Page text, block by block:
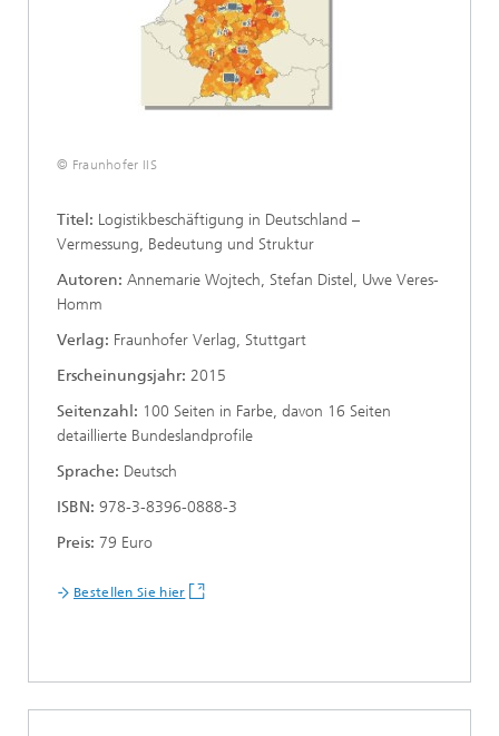
© Fraunhofer IIS
Titel: Logistikbeschäftigung in Deutschland –
Vermessung, Bedeutung und Struktur
Autoren: Annemarie Wojtech, Stefan Distel, Uwe Veres-
Homm
Verlag: Fraunhofer Verlag, Stuttgart
Erscheinungsjahr: 2015
Seitenzahl: 100 Seiten in Farbe, davon 16 Seiten
detaillierte Bundeslandprofile
Sprache: Deutsch
ISBN: 978-3-8396-0888-3
Preis: 79 Euro
Bestellen Sie hier